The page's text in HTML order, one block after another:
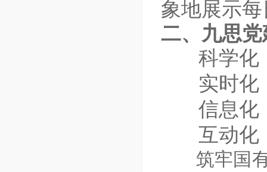
象地展示
二、九思
科学化：
实时化：
信息化：
互动化：
筑牢国有